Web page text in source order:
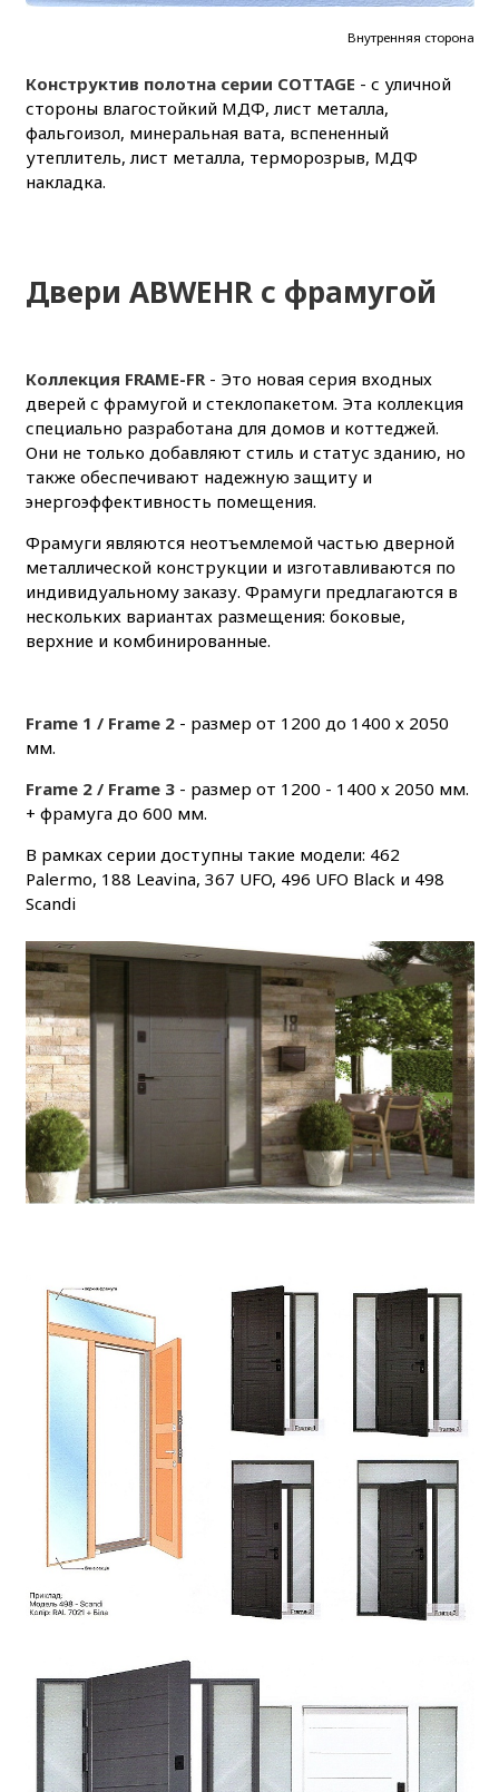
Внутренняя сторона
Конструктив полотна серии COTTAGE - с уличной
стороны влагостойкий МДФ, лист металла,
фальгоизол, минеральная вата, вспененный
утеплитель, лист металла, терморозрыв, МДФ
накладка.
Двери ABWEHR с фрамугой
Коллекция FRAME-FR- Это новая серия входных
дверей с фрамугой и стеклопакетом. Эта коллекция
специально разработана для домов и коттеджей.
Они не только добавляют стиль и статус зданию, но
также обеспечивают надежную защиту и
энергоэффективность помещения.
Фрамуги являются неотъемлемой частью дверной
металлической конструкции и изготавливаются по
индивидуальному заказу. Фрамуги предлагаются в
нескольких вариантах размещения: боковые,
верхние и комбинированные.
Frame 1 / Frame 2- размер от 1200 до 1400 х 2050
мм.
Frame 2 / Frame 3- размер от 1200 - 1400 х 2050 мм.
+ фрамуга до 600 мм.
В рамках серии доступны такие модели: 462
Palermo, 188 Leavina, 367 UFO, 496 UFO Black и 498
Scandi